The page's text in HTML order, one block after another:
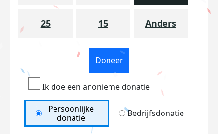
25 15 Anders
Doneer
Ik doe een anonieme donatie
Persoonlijke
donatie
Bedrijfsdonatie